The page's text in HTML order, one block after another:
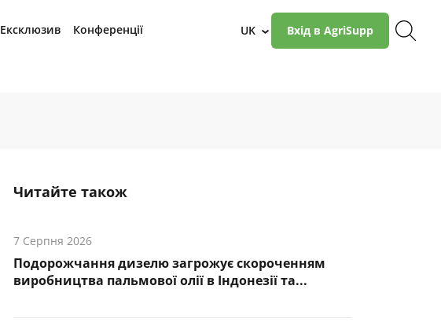
Ексклюзив Конференції UK › Вхід в AgriSupp
Читайте також
7 Серпня 2026
Подорожчання дизелю загрожує скороченням
виробництва пальмової олії в Індонезії та...